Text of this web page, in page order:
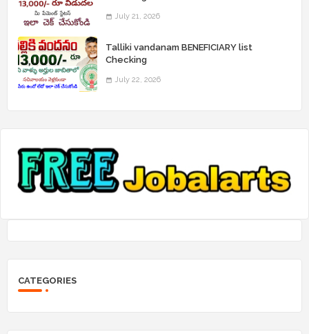
July 21, 2026
Talliki vandanam BENEFICIARY list
Checking
July 22, 2026
CATEGORIES